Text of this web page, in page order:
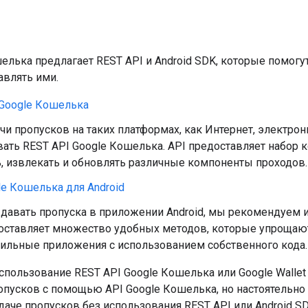
предлагает REST API и Android SDK, которые
ими.
Кошелька
пропусков на таких платформах, как Интернет,
REST API Google Кошелька. API предоставляет
извлекать и обновлять различные компоненты проходов.
Кошелька для Android
пропуска в приложении Android, мы рекомендуем
множество удобных методов, которые
приложения с использованием собственного кода.
REST API Google Кошелька или Google
с помощью API Google Кошелька, но